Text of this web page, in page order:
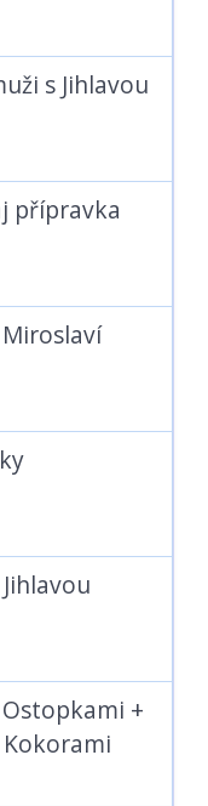
s Jihlavou
přípravka
+
Kokorami